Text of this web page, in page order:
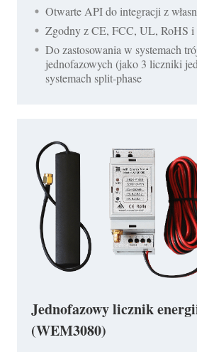
Otwarte API do integracji z
Zgodny z CE, FCC, UL, RoHS
Do zastosowania w systemach
jednofazowych (jako 3 liczniki
systemach split-phase
Jednofazowy licznik
(WEM3080)